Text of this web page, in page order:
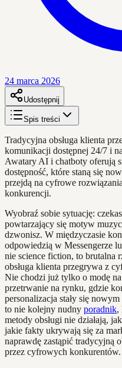
24 marca 2026
Udostępnij
Spis treści
Tradycyjna obsługa klienta
komunikacji dostępnej 24/7 i
Awatary AI i chatboty oferują
dostępność, które staną się
przejdą na cyfrowe
konkurencji.
Wyobraź sobie sytuację:
powtarzający się motyw
dzwonisz. W międzyczasie
odpowiedzią w Messengerze
nie science fiction, to brutalna
obsługa klienta przegrywa z
Nie chodzi już tylko o modę
przetrwanie na rynku, gdzie
personalizacja stały się
to nie kolejny nudny poradnik,
metody obsługi nie działają,
jakie fakty ukrywają się za
naprawdę zastąpić tradycyjną
przez cyfrowych konkurentów.